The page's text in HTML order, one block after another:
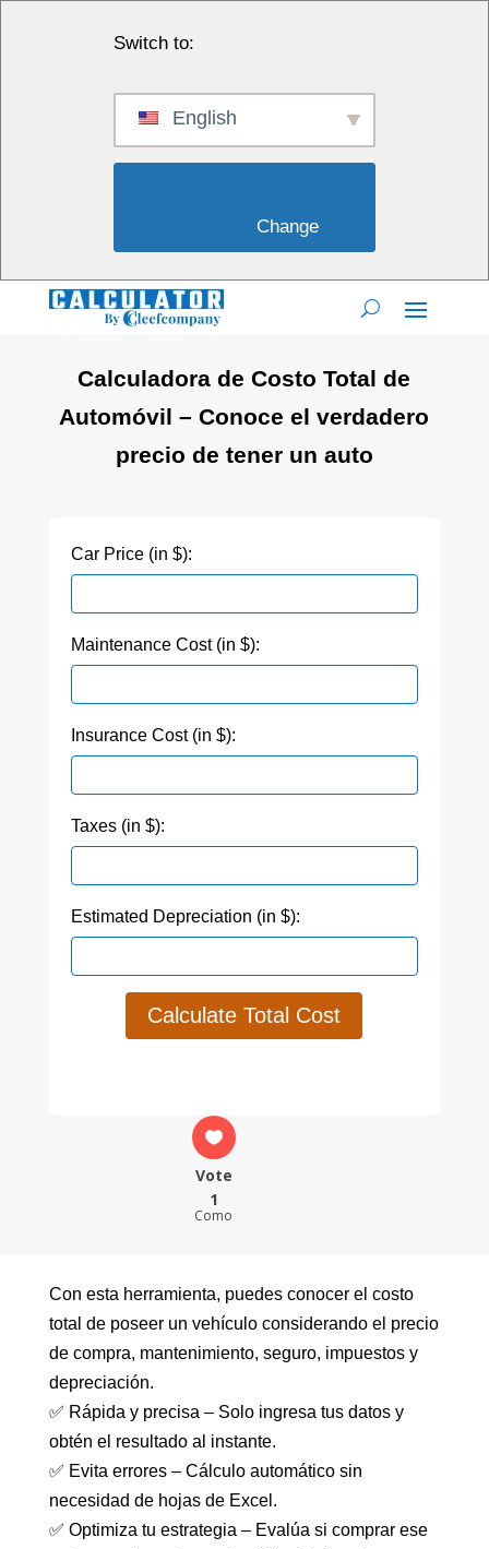
Switch to:
English
Calculadora de Costo Total de
Automóvil – Conoce el verdadero
precio de tener un auto
Car Price (in $):
Maintenance Cost (in $):
Insurance Cost (in $):
Taxes (in $):
Estimated Depreciation (in $):
Calculate Total Cost
Vote
1
Como
Con esta herramienta, puedes conocer el costo
total de poseer un vehículo considerando el precio
de compra, mantenimiento, seguro, impuestos y
depreciación.
✅ Rápida y precisa – Solo ingresa tus datos y
obtén el resultado al instante.
✅ Evita errores – Cálculo automático sin
necesidad de hojas de Excel.
✅ Optimiza tu estrategia – Evalúa si comprar ese